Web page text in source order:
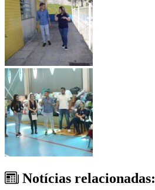
Notícias relacionadas: